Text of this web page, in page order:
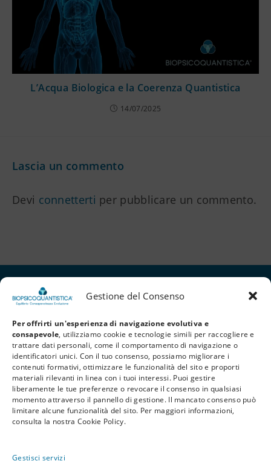
Gestione del Consenso
Per offrirti un'esperienza di navigazione evolutiva e
consapevole, utilizziamo cookie e tecnologie simili per raccogliere e
trattare dati personali, come il comportamento di navigazione o
identificatori unici. Con il tuo consenso, possiamo migliorare i
contenuti formativi, ottimizzare le funzionalità del sito e proporti
materiali rilevanti in linea con i tuoi interessi. Puoi gestire
liberamente le tue preferenze o revocare il consenso in qualsiasi
momento attraverso il pannello di gestione. Il mancato consenso può
limitare alcune funzionalità del sito. Per maggiori informazioni,
consulta la nostra Cookie Policy.
Gestisci servizi
L’Acqua Biologica e la Coerenza Quantistica
14/07/2025
Lascia un commento
Devi connetterti per pubblicare un commento.
Privacy Policy Cookie Policy Termini e Condizioni
© 2026 BioPsicoQuantistica® – Tutti i diritti riservati. Powered byAthena
Company